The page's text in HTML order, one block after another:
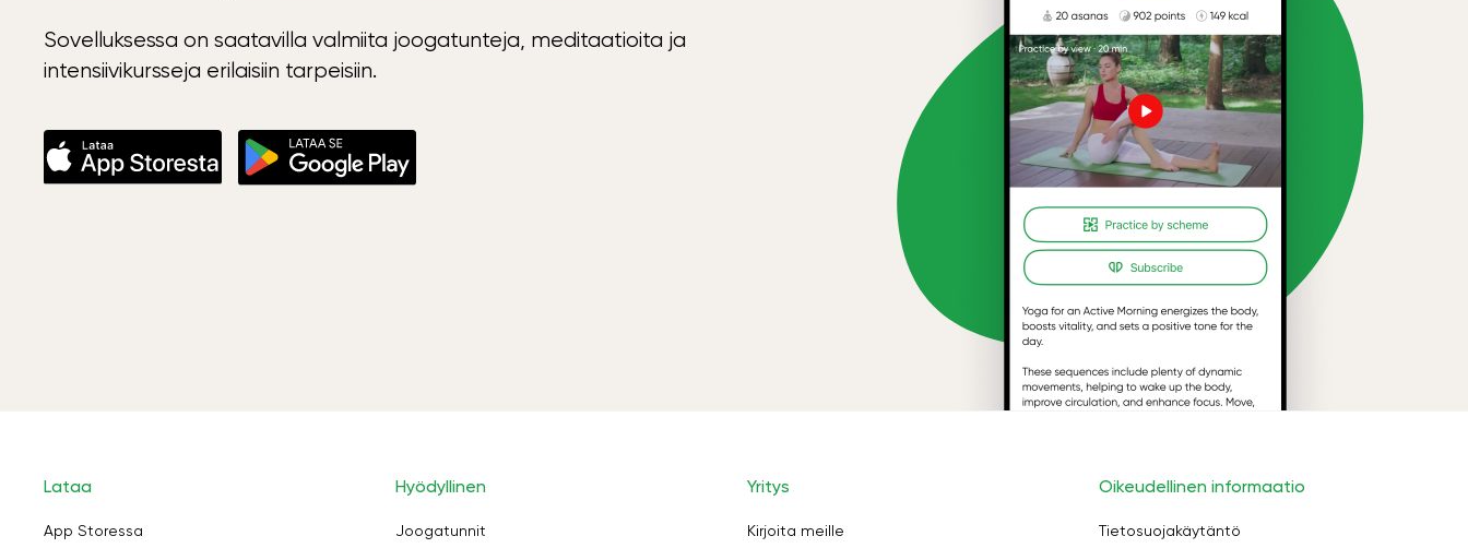
Sovelluksessa on saatavilla valmiita joogatunteja, meditaatioita ja
intensiivikursseja erilaisiin tarpeisiin.
Lataa
App Storessa
Hyödyllinen
Joogatunnit
Yritys
Kirjoita meille
Oikeudellinen informaatio
Tietosuojakäytäntö